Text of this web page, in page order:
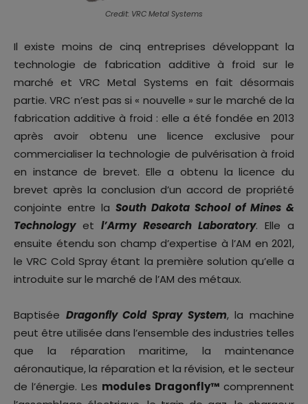
Credit: VRC Metal Systems
Il existe moins de cinq entreprises développant la
technologie de fabrication additive à froid sur le
marché et VRC Metal Systems en fait désormais
partie. VRC n’est pas si « nouvelle » sur le marché de la
fabrication additive à froid : elle a été fondée en 2013
après avoir obtenu une licence exclusive pour
commercialiser la technologie de pulvérisation à froid
en instance de brevet. Elle a obtenu la licence du
brevet après la conclusion d’un accord de propriété
conjointe entre la South Dakota School of Mines &
Technologyetl’Army Research Laboratory. Elle a
ensuite étendu son champ d’expertise à l’AM en 2021,
le VRC Cold Spray étant la première solution qu’elle a
introduite sur le marché de l’AM des métaux.
Baptisée Dragonfly Cold Spray System, la machine
peut être utilisée dans l’ensemble des industries telles
que la réparation maritime, la maintenance
aéronautique, la réparation et la révision, et le secteur
de l’énergie. Les modules Dragonfly™ comprennent